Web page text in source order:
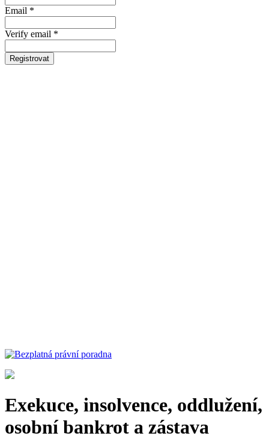
Email *
Verify email *
Registrovat
Exekuce, insolvence, oddlužení,
osobní bankrot a zástava